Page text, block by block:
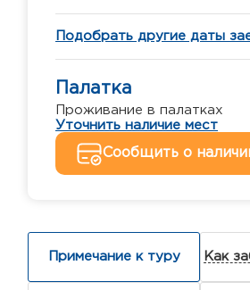
Подобрать другие даты
Палатка
Проживание в палатках
Уточнить наличие мест
Сообщить о
Примечание к туру Как